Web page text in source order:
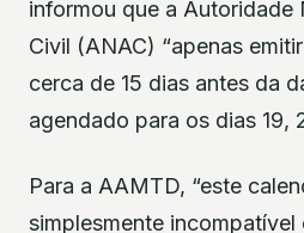
informou que a Autoridade
Civil (ANAC) “apenas
cerca de 15 dias antes da
agendado para os dias 19,
Para a AAMTD, “este
simplesmente incompatível